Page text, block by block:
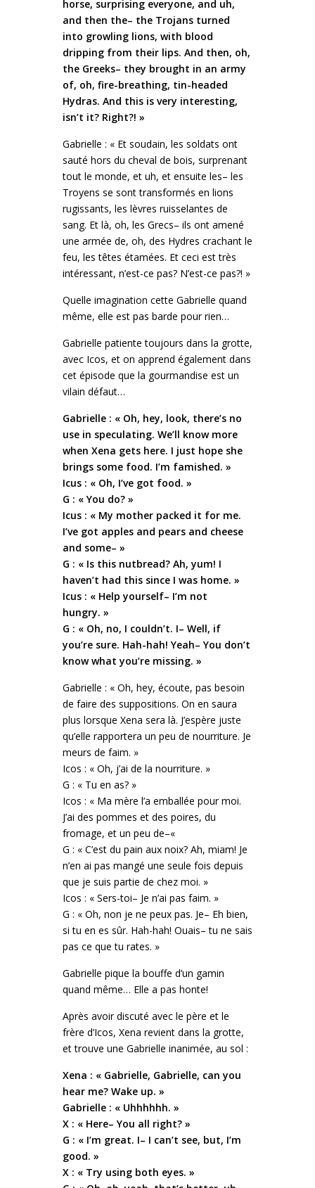
horse, surprising everyone, and uh,
and then the– the Trojans turned
into growling lions, with blood
dripping from their lips. And then, oh,
the Greeks– they brought in an army
of, oh, fire-breathing, tin-headed
Hydras. And this is very interesting,
isn’t it? Right?! »
Gabrielle : « Et soudain, les soldats ont
sauté hors du cheval de bois, surprenant
tout le monde, et uh, et ensuite les– les
Troyens se sont transformés en lions
rugissants, les lèvres ruisselantes de
sang. Et là, oh, les Grecs– ils ont amené
une armée de, oh, des Hydres crachant le
feu, les têtes étamées. Et ceci est très
intéressant, n’est-ce pas? N’est-ce pas?! »
Quelle imagination cette Gabrielle quand
même, elle est pas barde pour rien…
Gabrielle patiente toujours dans la grotte,
avec Icos, et on apprend également dans
cet épisode que la gourmandise est un
vilain défaut…
Gabrielle : « Oh, hey, look, there’s no
use in speculating. We’ll know more
when Xena gets here. I just hope she
brings some food. I’m famished. »
Icus : « Oh, I’ve got food. »
G : « You do? »
Icus : « My mother packed it for me.
I’ve got apples and pears and cheese
and some– »
G : « Is this nutbread? Ah, yum! I
haven’t had this since I was home. »
Icus : « Help yourself– I’m not
hungry. »
G : « Oh, no, I couldn’t. I– Well, if
you’re sure. Hah-hah! Yeah– You don’t
know what you’re missing. »
Gabrielle : « Oh, hey, écoute, pas besoin
de faire des suppositions. On en saura
plus lorsque Xena sera là. J’espère juste
qu’elle rapportera un peu de nourriture. Je
meurs de faim. »
Icos : « Oh, j’ai de la nourriture. »
G : « Tu en as? »
Icos : « Ma mère l’a emballée pour moi.
J’ai des pommes et des poires, du
fromage, et un peu de–«
G : « C’est du pain aux noix? Ah, miam! Je
n’en ai pas mangé une seule fois depuis
que je suis partie de chez moi. »
Icos : « Sers-toi– Je n’ai pas faim. »
G : « Oh, non je ne peux pas. Je– Eh bien,
si tu en es sûr. Hah-hah! Ouais– tu ne sais
pas ce que tu rates. »
Gabrielle pique la bouffe d’un gamin
quand même… Elle a pas honte!
Après avoir discuté avec le père et le
frère d’Icos, Xena revient dans la grotte,
et trouve une Gabrielle inanimée, au sol :
Xena : « Gabrielle, Gabrielle, can you
hear me? Wake up. »
Gabrielle : « Uhhhhhh. »
X : « Here– You all right? »
G : « I’m great. I– I can’t see, but, I’m
good. »
X : « Try using both eyes. »